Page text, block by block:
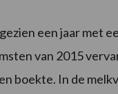
een jaar met
van 2015
boekte. In de